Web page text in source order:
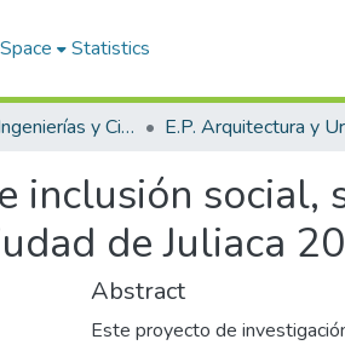
Statistics
Facultad de Ingenierías y Ciencias Puras
inclusión social,
de Juliaca
Abstract
Este proyecto de